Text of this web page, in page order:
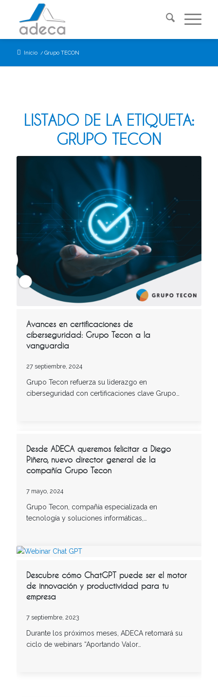
Inicio / Grupo TECON
LISTADO DE LA ETIQUETA:
GRUPO TECON
Avances en certificaciones de
ciberseguridad: Grupo Tecon a la
vanguardia
27 septiembre, 2024
Grupo Tecon refuerza su liderazgo en
ciberseguridad con certificaciones clave Grupo…
Desde ADECA queremos felicitar a Diego
Piñero, nuevo director general de la
compañía Grupo Tecon
7 mayo, 2024
Grupo Tecon, compañía especializada en
tecnología y soluciones informáticas,…
Descubre cómo ChatGPT puede ser el motor
de innovación y productividad para tu
empresa
7 septiembre, 2023
Durante los próximos meses, ADECA retomará su
ciclo de webinars “Aportando Valor…